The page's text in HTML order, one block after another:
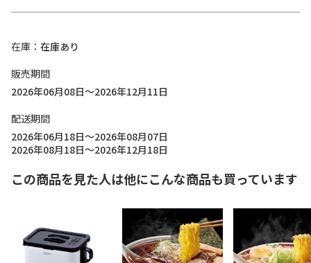
在庫
在庫あり
販売期間
2026年06月08日～2026年12月11日
配送期間
2026年06月18日～2026年08月07日
2026年08月18日～2026年12月18日
この商品を見た人は他にこんな商品も買っています